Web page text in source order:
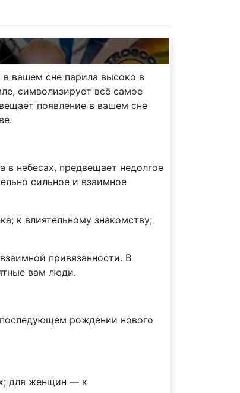
вашем сне парила высоко в
символизирует всё самое
появление в вашем сне
небесах, предвещает недолгое
сильное и взаимное
к влиятельному знакомству;
привязанности. В
вам люди.
рождении нового
для женщин — к